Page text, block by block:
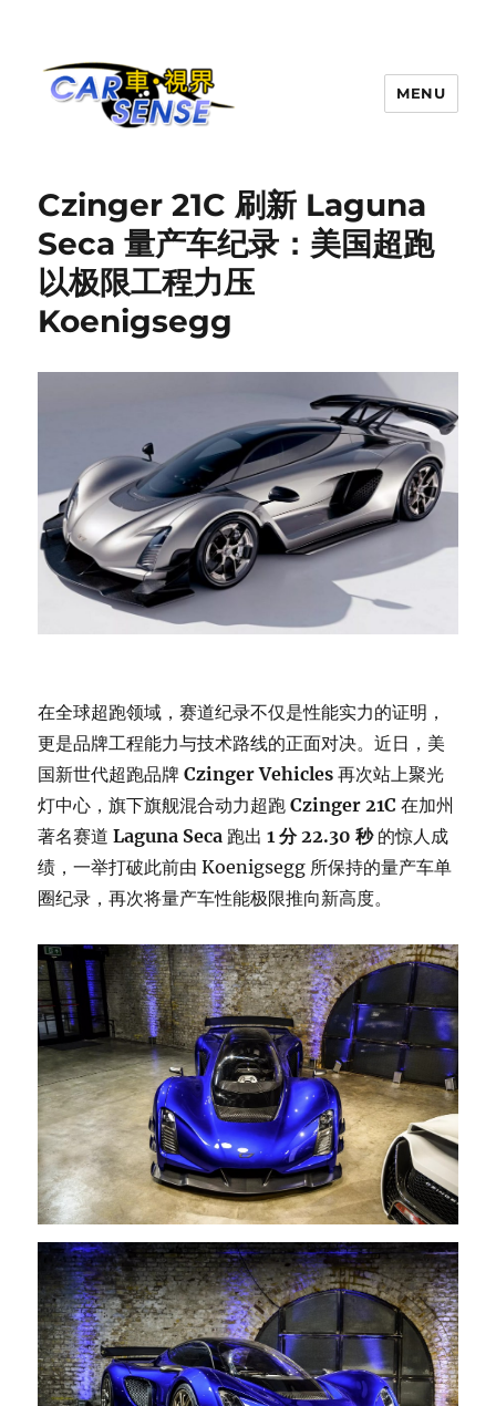
MENU
Czinger 21C 刷新 Laguna
Seca 量产车纪录：美国超跑
以极限工程力压
Koenigsegg
在全球超跑领域，赛道纪录不仅是性能实力的证明，
更是品牌工程能力与技术路线的正面对决。近日，美
国新世代超跑品牌Czinger Vehicles 再次站上聚光
灯中心，旗下旗舰混合动力超跑Czinger 21C 在加州
著名赛道Laguna Seca 跑出1 分 22.30 秒的惊人成
绩，一举打破此前由 Koenigsegg 所保持的量产车单
圈纪录，再次将量产车性能极限推向新高度。